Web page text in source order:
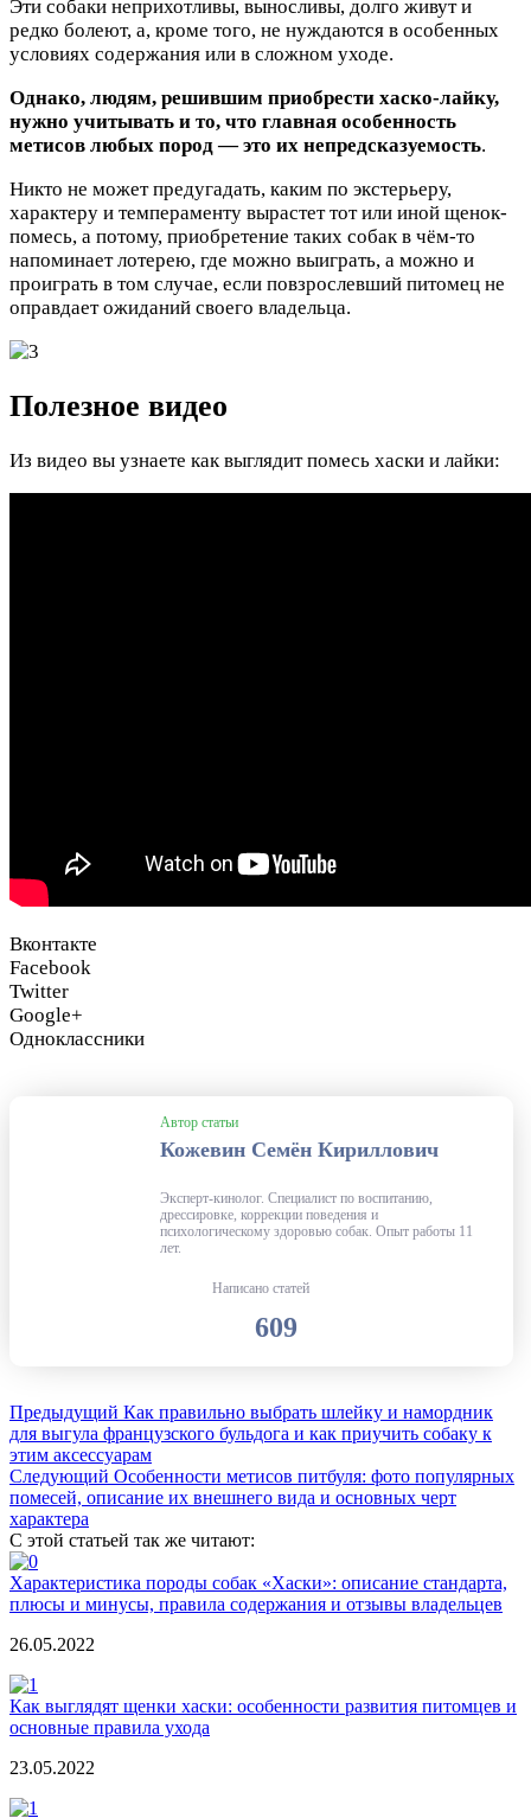
Эти собаки неприхотливы, выносливы, долго живут и
редко болеют, а, кроме того, не нуждаются в особенных
условиях содержания или в сложном уходе.
Однако, людям, решившим приобрести хаско-лайку,
нужно учитывать и то, что главная особенность
метисов любых пород — это их непредсказуемость.
Никто не может предугадать, каким по экстерьеру,
характеру и темпераменту вырастет тот или иной щенок-
помесь, а потому, приобретение таких собак в чём-то
напоминает лотерею, где можно выиграть, а можно и
проиграть в том случае, если повзрослевший питомец не
оправдает ожиданий своего владельца.
Полезное видео
Из видео вы узнаете как выглядит помесь хаски и лайки:
Вконтакте
Facebook
Twitter
Google+
Одноклассники
Автор статьи
Кожевин Семён Кириллович
Эксперт-кинолог. Специалист по воспитанию,
дрессировке, коррекции поведения и
психологическому здоровью собак. Опыт работы 11
лет.
Написано статей
609
Предыдущий Как правильно выбрать шлейку и намордник
для выгула французского бульдога и как приучить собаку к
этим аксессуарам
Следующий Особенности метисов питбуля: фото популярных
помесей, описание их внешнего вида и основных черт
характера
С этой статьей так же читают:
Характеристика породы собак «Хаски»: описание стандарта,
плюсы и минусы, правила содержания и отзывы владельцев
26.05.2022
Как выглядят щенки хаски: особенности развития питомцев и
основные правила ухода
23.05.2022